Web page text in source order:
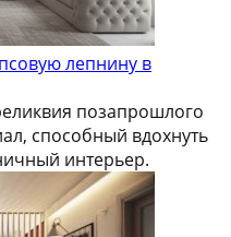
лепнину в
позапрошлого
способный вдохнуть
интерьер.